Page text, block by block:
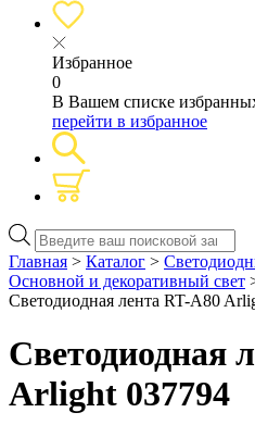
Избранное
0
В Вашем списке
перейти в избранное
Поиск
товаров
Главная > Каталог >
Основной и декоративный свет
Светодиодная лента RT-A80
Светодиодная
Arlight 037794